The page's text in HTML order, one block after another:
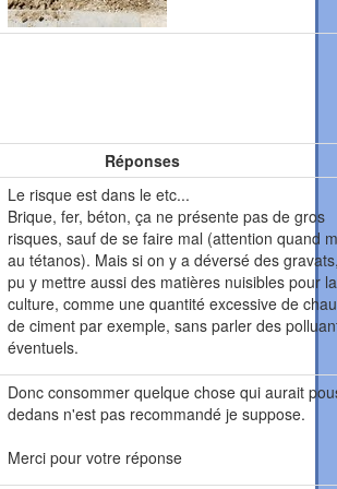
Réponses
Le risque est dans le etc...
Brique, fer, béton, ça ne présente pas de gros
risques, sauf de se faire mal (attention quand
au tétanos). Mais si on y a déversé des
pu y mettre aussi des matières nuisibles pour la
culture, comme une quantité excessive de
de ciment par exemple, sans parler des
éventuels.
Donc consommer quelque chose qui aurait
dedans n'est pas recommandé je suppose.
Merci pour votre réponse